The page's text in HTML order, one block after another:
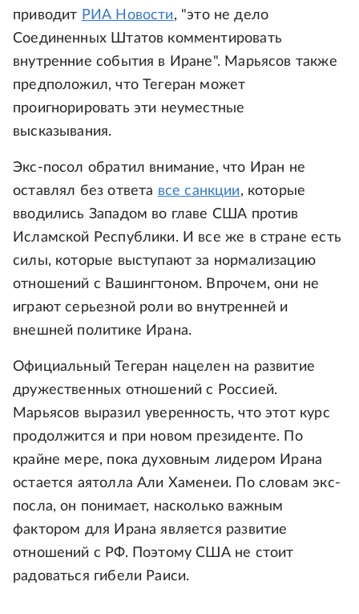
приводит РИА Новости, "это не дело
Соединенных Штатов комментировать
внутренние события в Иране". Марьясов также
предположил, что Тегеран может
проигнорировать эти неуместные
высказывания.
Экс-посол обратил внимание, что Иран не
оставлял без ответа все санкции, которые
вводились Западом во главе США против
Исламской Республики. И все же в стране есть
силы, которые выступают за нормализацию
отношений с Вашингтоном. Впрочем, они не
играют серьезной роли во внутренней и
внешней политике Ирана.
Официальный Тегеран нацелен на развитие
дружественных отношений с Россией.
Марьясов выразил уверенность, что этот курс
продолжится и при новом президенте. По
крайне мере, пока духовным лидером Ирана
остается аятолла Али Хаменеи. По словам экс-
посла, он понимает, насколько важным
фактором для Ирана является развитие
отношений с РФ. Поэтому США не стоит
радоваться гибели Раиси.